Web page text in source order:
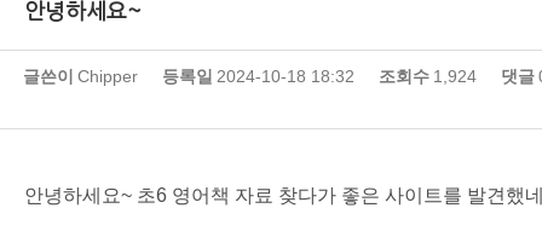
안녕하세요~
글쓴이 Chipper 등록일 2024-10-18 18:32 조회수 1,924 댓글
안녕하세요~ 초6 영어책 자료 찾다가 좋은 사이트를 발견했